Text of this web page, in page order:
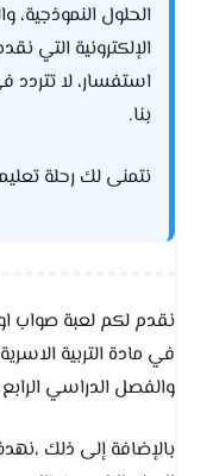
الحلول النموذجية،
الإلكترونية التي
استفسار، لا
بنا.
نتمنى لك رحلة
نقدم لكم لعبة صواب
في مادة التربية
والفصل الدراسي
بالإضافة إلى ذلك